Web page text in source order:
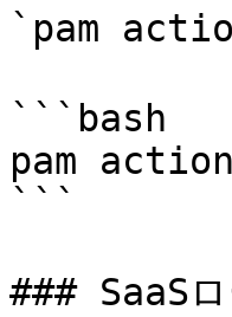
`pam
```bash
pam
```
### SaaS